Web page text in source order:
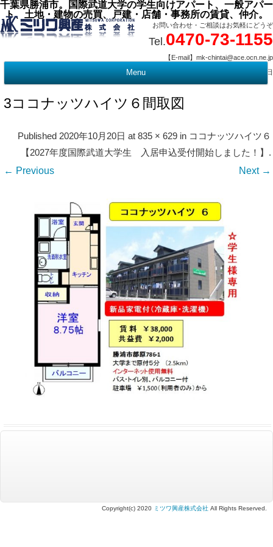
千葉県勝浦市。国際武道大学の学生向けアパート、一般アパー
ト、土地・建物の売買、戸建・店舗・事務所の賃貸、仲介。
お問い合わせ・ご相談はお気軽にどうぞ
Tel.0470-73-1155
【E-mail】mk-chintai@ace.ocn.ne.jp
【営業時間】09:00 ～ 17:15 【定 休 日】水曜・祭日
Menu
3ココナッツハイツ６間取図
Published2020年10月20日 at835 × 629 in ココナッツハイツ６
【2027年度国際武道大学生 入居申込受付開始しました！】 .
← Previous Next →
Copyright(c) 2020 ミツワ興産株式会社 All Rights Reserved.